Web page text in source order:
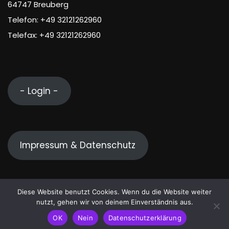
64747 Breuberg
Telefon: +49 32121262960
Telefax: +49 32121262960
- Login -
Impressum & Datenschutz
© 2026 VC Breuberg e.V. | Theme vonThemeansar
Diese Website benutzt Cookies. Wenn du die Website weiter
nutzt, gehen wir von deinem Einverständnis aus.
OK
Nein Datenschutzerklärung